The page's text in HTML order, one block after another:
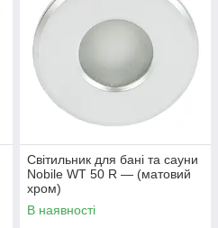
Світильник для бані та сауни
Nobile WT 50 R — (матовий
хром)
В наявності